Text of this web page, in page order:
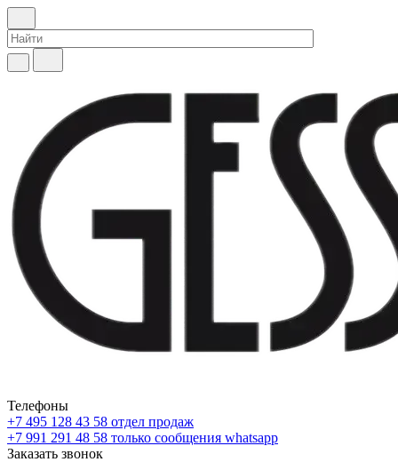
Телефоны
+7 495 128 43 58 отдел продаж
+7 991 291 48 58 только сообщения whatsapp
Заказать звонок